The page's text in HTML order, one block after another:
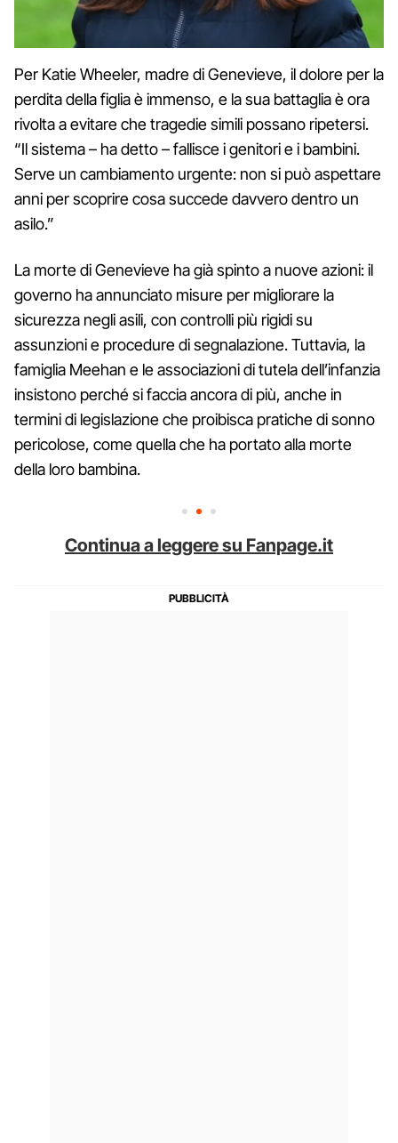
Per Katie Wheeler, madre di Genevieve, il dolore per la
perdita della figlia è immenso, e la sua battaglia è ora
rivolta a evitare che tragedie simili possano ripetersi.
“Il sistema – ha detto – fallisce i genitori e i bambini.
Serve un cambiamento urgente: non si può aspettare
anni per scoprire cosa succede davvero dentro un
asilo.”
La morte di Genevieve ha già spinto a nuove azioni: il
governo ha annunciato misure per migliorare la
sicurezza negli asili, con controlli più rigidi su
assunzioni e procedure di segnalazione. Tuttavia, la
famiglia Meehan e le associazioni di tutela dell’infanzia
insistono perché si faccia ancora di più, anche in
termini di legislazione che proibisca pratiche di sonno
pericolose, come quella che ha portato alla morte
della loro bambina.
Continua a leggere su Fanpage.it